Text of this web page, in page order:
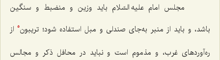
مجلس امام علیه السّلام باید وزین و منضبط و سنگین
باشد، و باید از منبر به‌جای صندلی و مبل استفاده شود؛ تریبون5از
ره‌آوردهای غرب، و مذموم است و نباید در محافل ذکر و مجالس